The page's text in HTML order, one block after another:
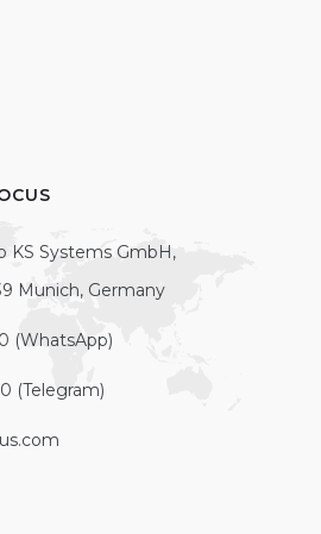
KS Systems GmbH,
Munich, Germany
(WhatsApp)
(Telegram)